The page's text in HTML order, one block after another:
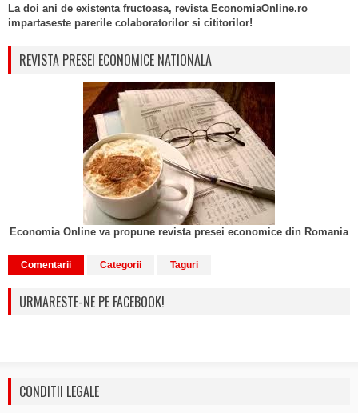
La doi ani de existenta fructoasa, revista EconomiaOnline.ro
impartaseste parerile colaboratorilor si cititorilor!
REVISTA PRESEI ECONOMICE NATIONALA
Economia Online va propune revista presei economice din Romania
Comentarii Categorii Taguri
URMARESTE-NE PE FACEBOOK!
CONDITII LEGALE